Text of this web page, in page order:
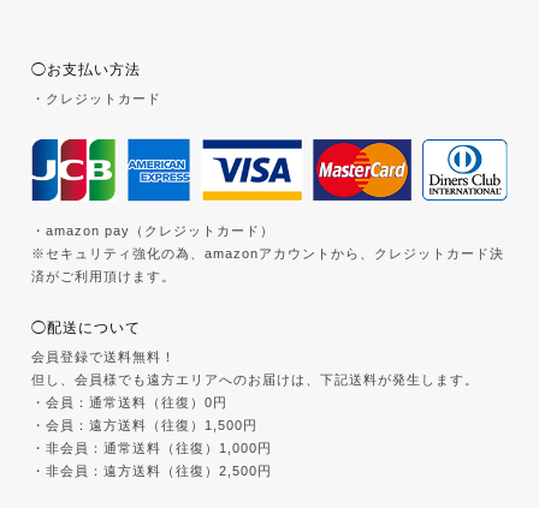
◯お支払い方法
・クレジットカード
・amazon pay（クレジットカード）
※セキュリティ強化の為、amazonアカウントから、クレジットカード決
済がご利用頂けます。
◯配送について
会員登録で送料無料！
但し、会員様でも遠方エリアへのお届けは、下記送料が発生します。
・会員：通常送料（往復）0円
・会員：遠方送料（往復）1,500円
・非会員：通常送料（往復）1,000円
・非会員：遠方送料（往復）2,500円